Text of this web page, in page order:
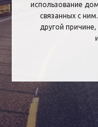
использование
связанных с
другой